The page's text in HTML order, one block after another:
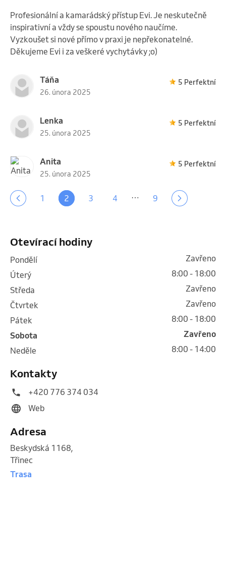
Profesionální a kamarádský přístup Evi. Je neskutečně
inspirativní a vždy se spoustu nového naučíme.
Vyzkoušet si nové přímo v praxi je nepřekonatelné.
Děkujeme Evi i za veškeré vychytávky ;o)
Táňa
26. února 2025
5 Perfektní
Lenka
25. února 2025
5 Perfektní
Anita
25. února 2025
5 Perfektní
1 2 3 4 … 9
Otevírací hodiny
pondělí
Zavřeno
úterý
8:00 - 18:00
středa
Zavřeno
čtvrtek
Zavřeno
pátek
8:00 - 18:00
sobota
Zavřeno
neděle
8:00 - 14:00
Kontakty
+420 776 374 034
Web
Adresa
Beskydská 1168,
Třinec
Trasa